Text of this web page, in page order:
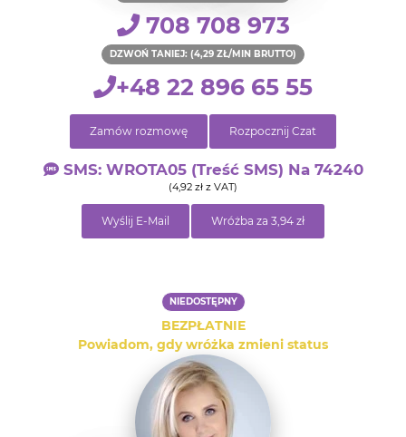
708 708 973
DZWOŃ TANIEJ: (4,29 ZŁ/MIN BRUTTO)
+48 22 896 65 55
Zamów rozmowę Rozpocznij Czat
SMS: WROTA05 (treść SMS) Na 74240
(4,92 zł z VAT)
Wyślij E-Mail Wróżba za 3,94 zł
NIEDOSTĘPNY
BEZPŁATNIE
Powiadom, gdy wróżka zmieni status